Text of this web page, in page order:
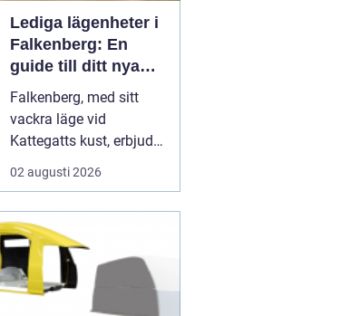
Lediga lägenheter i
Falkenberg: En
guide till ditt nya
hem
Falkenberg, med sitt
vackra läge vid
Kattegatts kust, erbjuder
en unik livsupplevelse
för privatpersoner och
letar efter lediga
lägenheter Falkenberg,
finns det ett flertal
möjligheter att utforska.
02 augusti 2026